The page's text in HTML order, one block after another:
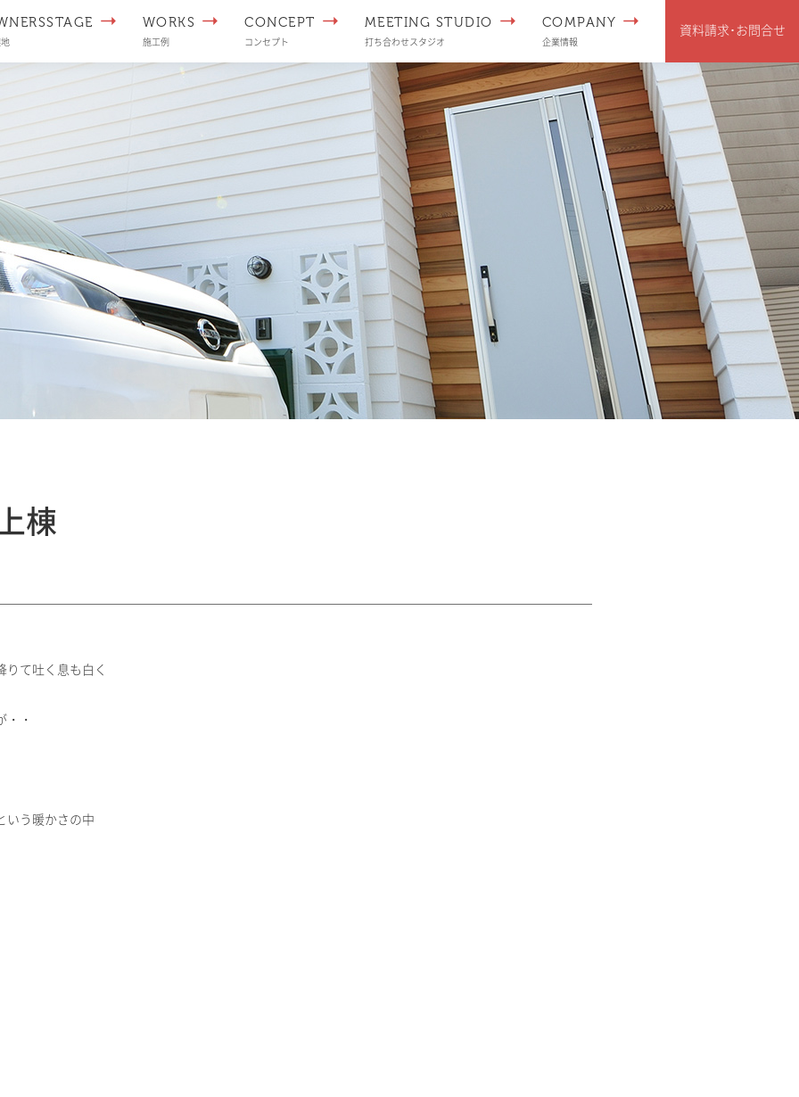
WORKS
施工例
CONCEPT
コンセプト
MEETING STUDIO
打ち合わせスタジオ
COMPANY
企業情報
資料請求･お問合せ
棟
りて吐く息も白く
・・
いう暖かさの中